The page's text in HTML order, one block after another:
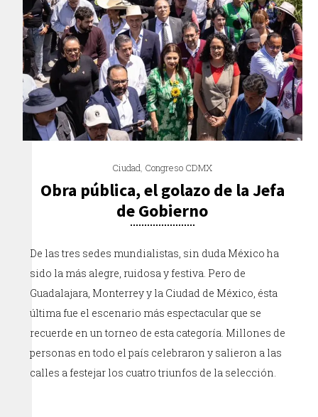
Ciudad, Congreso CDMX
Obra pública, el golazo de la Jefa
de Gobierno
De las tres sedes mundialistas, sin duda México ha
sido la más alegre, ruidosa y festiva. Pero de
Guadalajara, Monterrey y la Ciudad de México, ésta
última fue el escenario más espectacular que se
recuerde en un torneo de esta categoría. Millones de
personas en todo el país celebraron y salieron a las
calles a festejar los cuatro triunfos de la selección.